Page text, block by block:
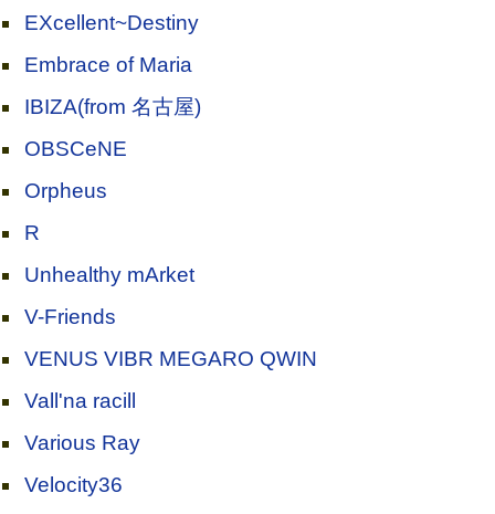
EXcellent~Destiny
Embrace of Maria
IBIZA(from 名古屋)
OBSCeNE
Orpheus
R
Unhealthy mArket
V-Friends
VENUS VIBR MEGARO QWIN
Vall'na racill
Various Ray
Velocity36